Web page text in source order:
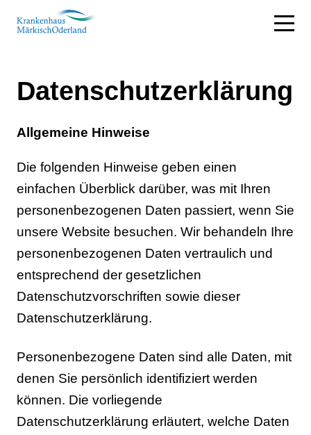
Datenschutzerklärung
Allgemeine Hinweise
Die folgenden Hinweise geben einen
einfachen Überblick darüber, was mit Ihren
personenbezogenen Daten passiert, wenn Sie
unsere Website besuchen. Wir behandeln Ihre
personenbezogenen Daten vertraulich und
entsprechend der gesetzlichen
Datenschutzvorschriften sowie dieser
Datenschutzerklärung.
Personenbezogene Daten sind alle Daten, mit
denen Sie persönlich identifiziert werden
können. Die vorliegende
Datenschutzerklärung erläutert, welche Daten